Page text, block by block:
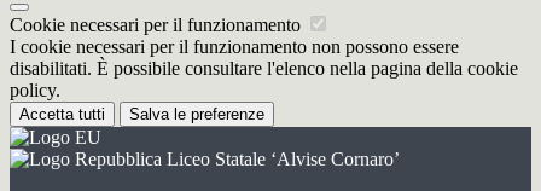
Cookie necessari per il funzionamento
I cookie necessari per il funzionamento non possono essere
disabilitati. È possibile consultare l'elenco nella pagina della cookie
policy.
Accetta tutti Salva le preferenze
Liceo Statale ‘Alvise Cornaro’